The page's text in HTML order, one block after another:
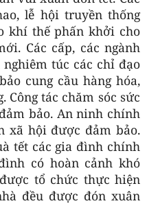
lễ hội truyền thống
khí thế phấn khởi cho
Các cấp, các ngành
túc các chỉ đạo
cung cầu hàng hóa,
tác chăm sóc sức
bảo. An ninh chính
xã hội được đảm bảo.
tết các gia đình chính
có hoàn cảnh khó
tổ chức thực hiện
đều được đón xuân